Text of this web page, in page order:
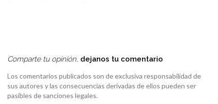
Comparte tu opinión, dejanos tu comentario
Los comentarios publicados son de exclusiva responsabilidad de
sus autores y las consecuencias derivadas de ellos pueden ser
pasibles de sanciones legales.